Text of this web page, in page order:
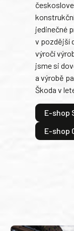
jedinečné
v pozdější
výročí
jsme si
a výrobě
Škoda v
E-shop
E-shop